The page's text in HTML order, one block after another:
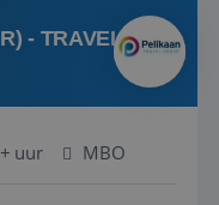
- TRAVEL
uur MBO